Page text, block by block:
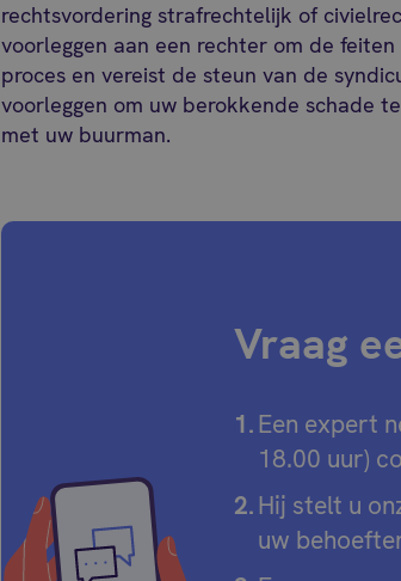
rechtsvordering strafrechtelijk of
voorleggen aan een rechter om de
proces en vereist de steun van de
voorleggen om uw berokkende schade
met uw buurman.
Vraag
Een expert
18.00 uur)
Hij stelt u
uw